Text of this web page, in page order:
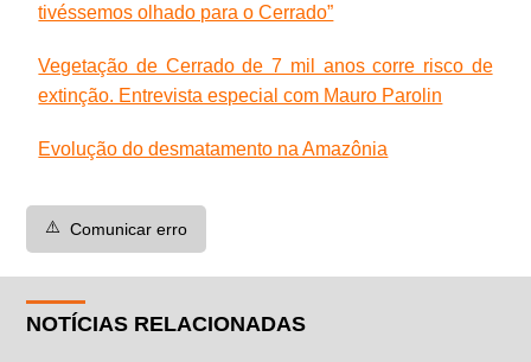
tivéssemos olhado para o Cerrado”
Vegetação de Cerrado de 7 mil anos corre risco de
extinção. Entrevista especial com Mauro Parolin
Evolução do desmatamento na Amazônia
⚠️ Comunicar erro
NOTÍCIAS RELACIONADAS